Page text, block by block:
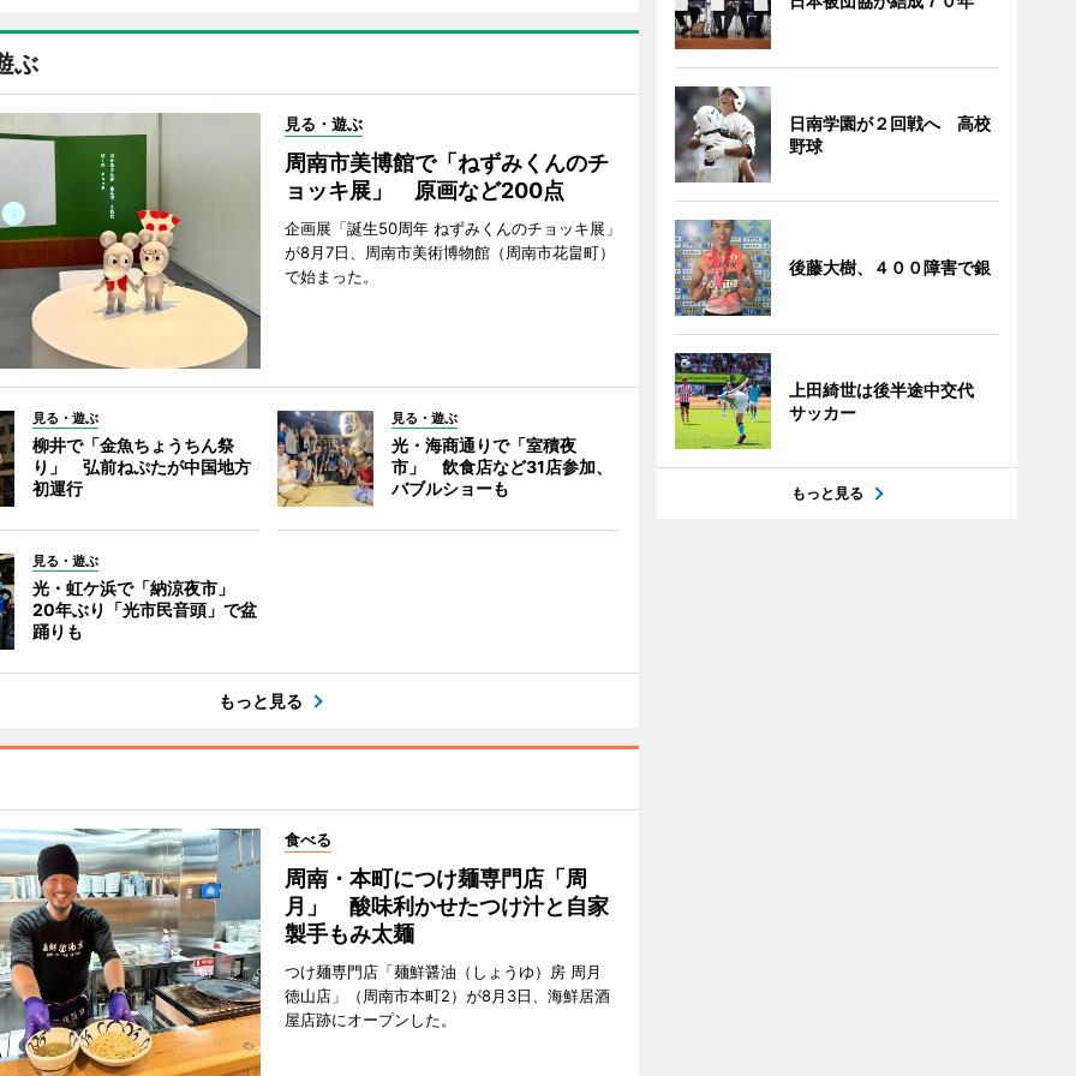
ぶ
見る・遊ぶ
周南市美博館で「ねずみくんのチ
ョッキ展」 原画など200点
企画展「誕生50周年 ねずみくんのチョッキ展」
が8月7日、周南市美術博物館（周南市花畠町）
で始まった。
見る・遊ぶ
柳井で「金魚ちょうちん祭
り」 弘前ねぷたが中国地方
初運行
見る・遊ぶ
光・海商通りで「室積夜
市」 飲食店など31店参加、
バブルショーも
見る・遊ぶ
光・虹ケ浜で「納涼夜市」
20年ぶり「光市民音頭」で盆
踊りも
もっと見る
食べる
周南・本町につけ麺専門店「周
月」 酸味利かせたつけ汁と自家
製手もみ太麺
つけ麺専門店「麺鮮醤油（しょうゆ）房 周月
徳山店」（周南市本町2）が8月3日、海鮮居酒
屋店跡にオープンした。
日南学園が２回戦へ 高校
野球
後藤大樹、４００障害で銀
上田綺世は後半途中交代
サッカー
もっと見る